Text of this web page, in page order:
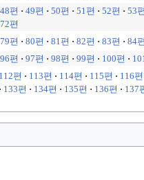
48편 · 49편 · 50편 · 51편 · 52편 · 53편
72편
79편 · 80편 · 81편 · 82편 · 83편 · 84편
96편 · 97편 · 98편 · 99편 · 100편 ·
112편 · 113편 · 114편 · 115편 · 116편
· 133편 · 134편 · 135편 · 136편 · 137